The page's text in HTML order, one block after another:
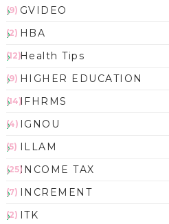
GVIDEO
(9)
HBA
(2)
Health Tips
(12)
HIGHER EDUCATION
(9)
IFHRMS
(14)
IGNOU
(4)
ILLAM
(5)
INCOME TAX
(25)
INCREMENT
(7)
ITK
(2)